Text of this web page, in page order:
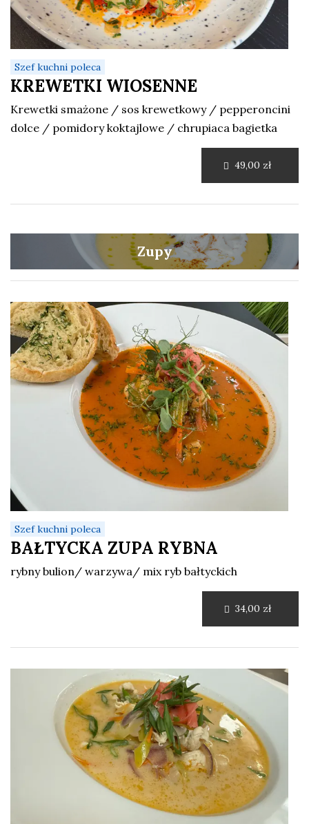
Szef kuchni poleca
KREWETKI WIOSENNE
Krewetki smażone / sos krewetkowy / pepperoncini
dolce / pomidory koktajlowe / chrupiaca bagietka
Zupy
Szef kuchni poleca
BAŁTYCKA ZUPA RYBNA
rybny bulion/ warzywa/ mix ryb bałtyckich